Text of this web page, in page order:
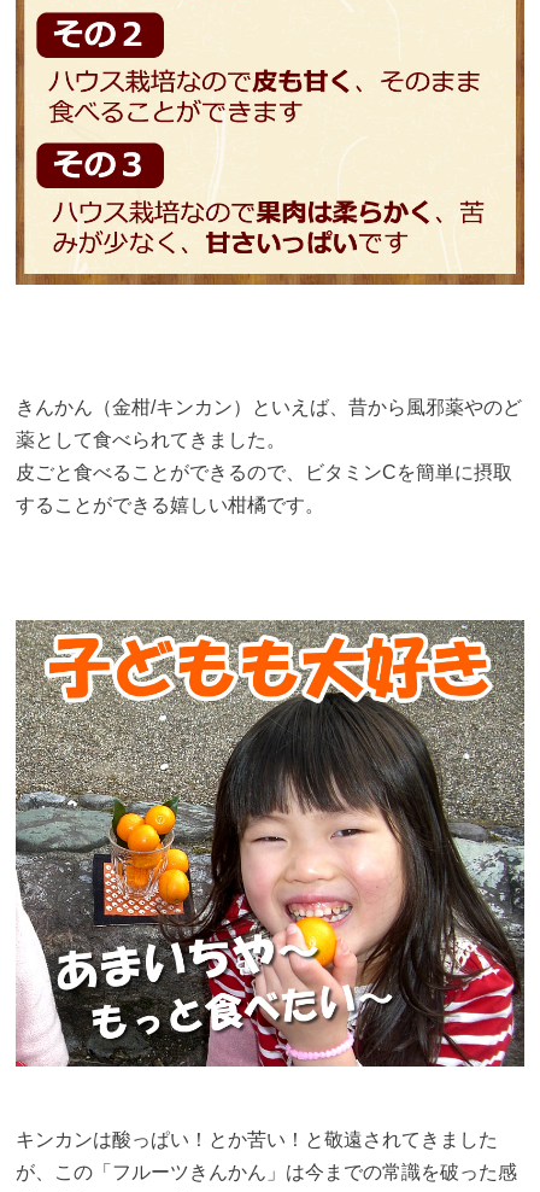
きんかん（金柑/キンカン）といえば、昔から風邪薬やのど
薬として食べられてきました。
皮ごと食べることができるので、ビタミンCを簡単に摂取
することができる嬉しい柑橘です。
キンカンは酸っぱい！とか苦い！と敬遠されてきました
が、この「フルーツきんかん」は今までの常識を破った感